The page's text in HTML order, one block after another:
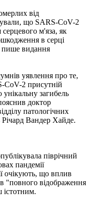
від
що SARS-CoV-2
м'яза, як
в серці
пише видання
уявлення про те,
CoV-2 присутній
загибель
доктор
патологічних
Вандер Хайде.
піврічний
пандемії
очікують, що вплив
"повного відображення
істотним.